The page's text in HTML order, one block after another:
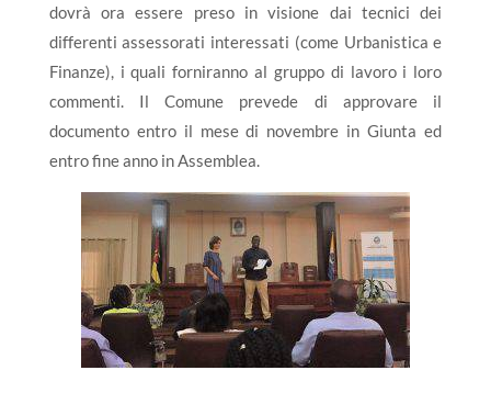
dovrà ora essere preso in visione dai tecnici dei
differenti assessorati interessati (come Urbanistica e
Finanze), i quali forniranno al gruppo di lavoro i loro
commenti. Il Comune prevede di approvare il
documento entro il mese di novembre in Giunta ed
entro fine anno in Assemblea.